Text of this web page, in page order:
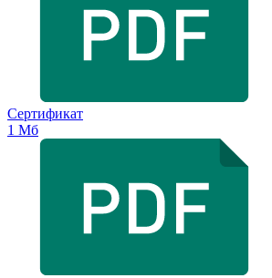
Сертификат
1 Мб